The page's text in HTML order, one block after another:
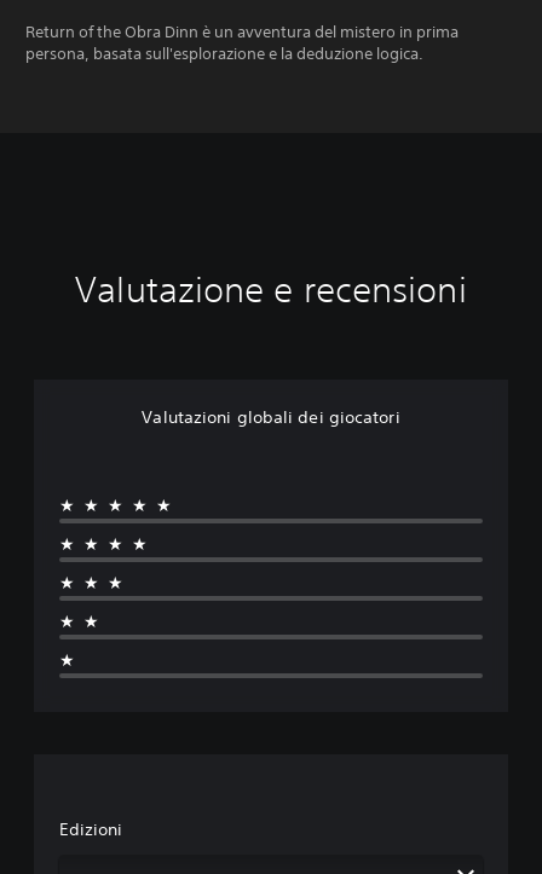
Return of the Obra Dinn è un avventura del mistero in prima
persona, basata sull'esplorazione e la deduzione logica.
Valutazione e recensioni
Valutazioni globali dei giocatori
★★★★★
★★★★
★★★
★★
★
Edizioni